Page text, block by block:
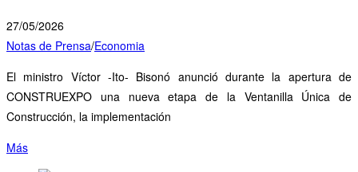
27/05/2026
Notas de Prensa/Economia
El ministro Víctor -Ito- Bisonó anunció durante la apertura de
CONSTRUEXPO una nueva etapa de la Ventanilla Única de
Construcción, la implementación
Más